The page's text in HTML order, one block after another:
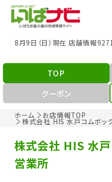
8月9日（日）現在 店舗情報
ホーム お店情報TOP
株式会社 HIS 水戸コムボッ
TOP
クーポン
株式会社 HIS 水
営業所